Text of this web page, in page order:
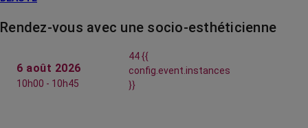
Rendez-vous avec une socio-esthéticienne
6 août 2026
10h00 - 10h45
44 {{
config.event.instances
}}